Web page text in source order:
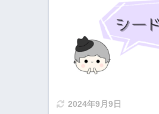
2024年9月9日